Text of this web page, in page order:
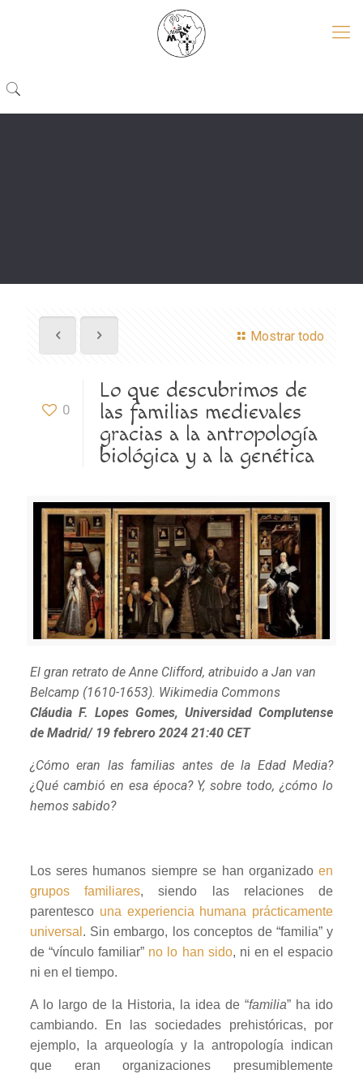
Mostrar todo
0
Lo que descubrimos de
las familias medievales
gracias a la antropología
biológica y a la genética
El gran retrato de Anne Clifford, atribuido a Jan van
Belcamp (1610-1653). Wikimedia Commons
Cláudia F. Lopes Gomes, Universidad Complutense
de Madrid/ 19 febrero 2024 21:40 CET
¿Cómo eran las familias antes de la Edad Media?
¿Qué cambió en esa época? Y, sobre todo, ¿cómo lo
hemos sabido?
Los seres humanos siempre se han organizadoen
grupos familiares, siendo las relaciones de
parentesco una experiencia humana prácticamente
universal . Sin embargo, los conceptos de “familia” y
de “vínculo familiar” no lo han sido, ni en el espacio
ni en el tiempo.
A lo largo de la Historia, la idea de “familia” ha ido
cambiando. En las sociedades prehistóricas, por
ejemplo, la arqueología y la antropología indican
que eran organizaciones presumiblemente